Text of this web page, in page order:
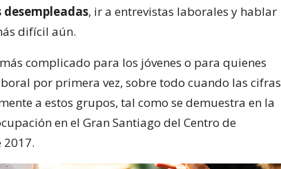
desempleadas, ir a entrevistas laborales y hablar
difícil aún.
complicado para los jóvenes o para quienes
por primera vez, sobre todo cuando las cifras
a estos grupos, tal como se demuestra en la
en el Gran Santiago del Centro de